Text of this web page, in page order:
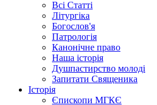
Всі Статті
Літургіка
Богослов'я
Патрологія
Канонічне право
Наша історія
Душпастирство молоді
Запитати Священика
Історія
Єпископи МГКЄ